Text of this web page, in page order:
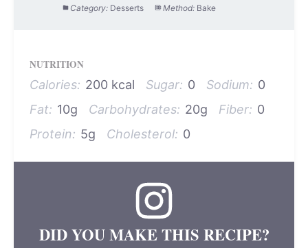
Category: Desserts Method: Bake
NUTRITION
Calories: 200 kcal Sugar: 0 Sodium: 0
Fat: 10g Carbohydrates: 20g Fiber: 0
Protein: 5g Cholesterol: 0
DID YOU MAKE THIS RECIPE?